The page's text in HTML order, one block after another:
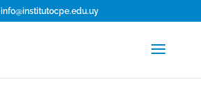
info@institutocpe.edu.uy